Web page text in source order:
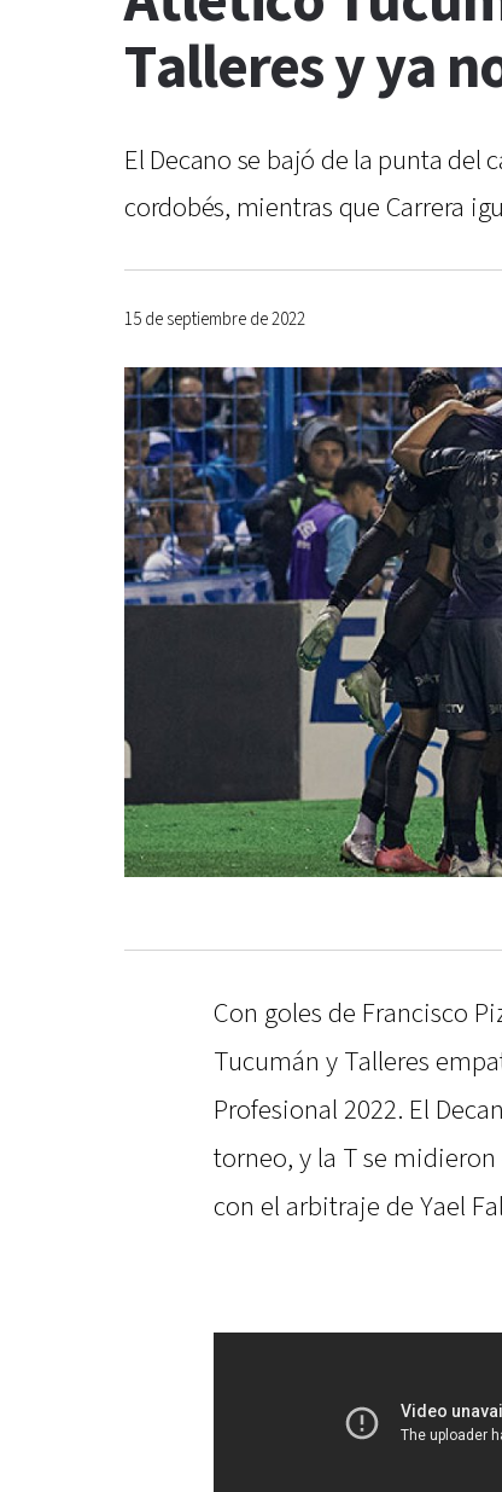
Talleres y ya
El Decano se bajó de la punta del
cordobés, mientras que Carrera
15 de septiembre de 2022
Con goles de Francisco
Tucumán y Talleres
Profesional 2022. El
torneo, y la T se
con el arbitraje de Yael